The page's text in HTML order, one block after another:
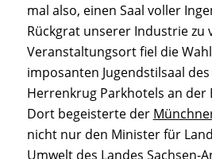
mal also, einen Saal voller
Rückgrat unserer Industrie zu
Veranstaltungsort fiel die
imposanten Jugendstilsaal
Herrenkrug Parkhotels an der
Dort begeisterte der
nicht nur den Minister für
Umwelt des Landes Sachsen-